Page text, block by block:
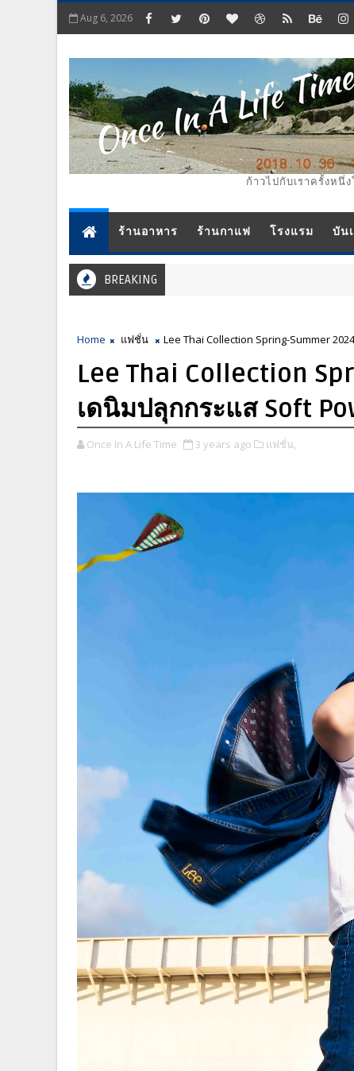
Aug 6, 2026
ก้าวไปกับเราครั้งหนึ่
ร้านอาหาร ร้านกาแฟ โรงแรม บัน
BREAKING
Home แฟชั่น Lee Thai Collection Spring-Summer
Lee Thai Collection
เดนิมปลุกกระแส Soft
Once In A Life Time 3 years ago แฟชั่น,